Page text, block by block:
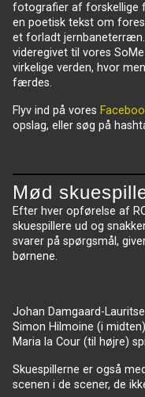
fotografier af forskellige
en poetisk tekst om
et forladt
videregivet til vores
virkelige verden, hvor
færdes.
Flyv ind på vores
opslag, eller søg på
Mød
Efter hver opførelse af
skuespillere ud og
svarer på spørgsmål,
børnene.
Johan Damgaard-
Simon Hilmoine (i
Maria la Cour (til højre)
Skuespillerne er også
scenen i de scener, de